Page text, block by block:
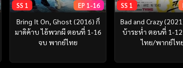
SS 1 EP 1-16
Bring It On, Ghost (2016) ก็
มาดิค้าบ ไอ้พวกผี ตอนที่ 1-16
จบ พากย์ไทย
SS 1
Bad and Crazy
บ้าระห่ำ ตอนที่ 1-
ไทย/พากย์ไท